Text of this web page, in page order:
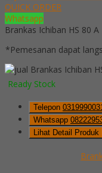
QUICK ORDER
Whatsapp
Brankas Ichiban HS 80 A
*Pemesanan dapat
Ready Stock
Telepon
Whatsapp
Lihat Detail Produk